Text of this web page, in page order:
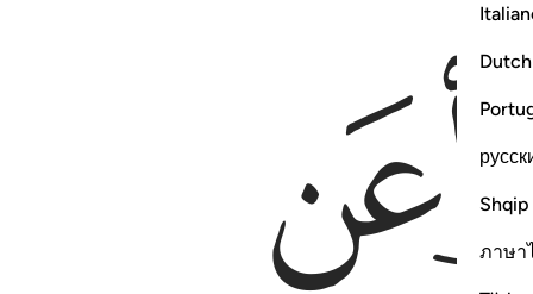
Dutch
Shqip
ภาษา
ﱄ